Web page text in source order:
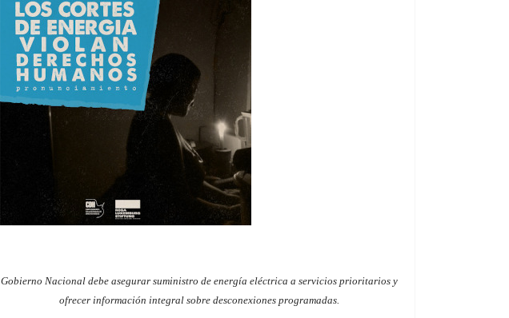
Gobierno Nacional debe asegurar suministro de energía eléctrica a servicios prioritarios y
ofrecer información integral sobre desconexiones programadas.